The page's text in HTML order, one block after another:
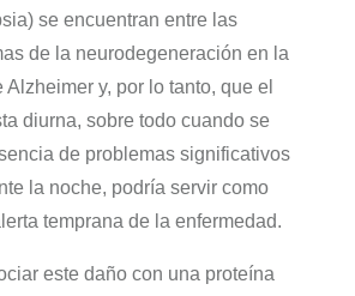
se encuentran entre las
de la neurodegeneración en la
y, por lo tanto, que el
diurna, sobre todo cuando se
de problemas significativos
la noche, podría servir como
temprana de la enfermedad.
este daño con una proteína